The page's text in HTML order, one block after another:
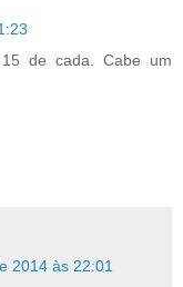
de cada. Cabe um
2014 às 22:01